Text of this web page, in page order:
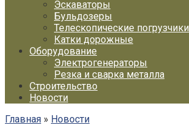
Эскаваторы
Бульдозеры
Телескопические погрузчики
Катки дорожные
Оборудование
Электрогенераторы
Резка и сварка металла
Строительство
Новости
Главная » Новости